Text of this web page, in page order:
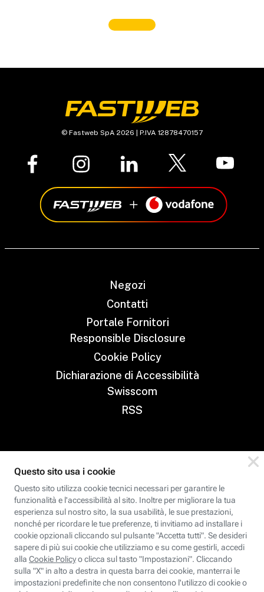
© Fastweb SpA 2026 | P.IVA 12878470157
Negozi
Contatti
Portale Fornitori
Responsible Disclosure
Cookie Policy
Dichiarazione di Accessibilità
Swisscom
RSS